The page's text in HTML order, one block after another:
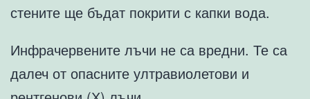
стените ще бъдат покрити с капки вода.
Инфрачервените лъчи не са вредни. Те са
далеч от опасните ултравиолетови и